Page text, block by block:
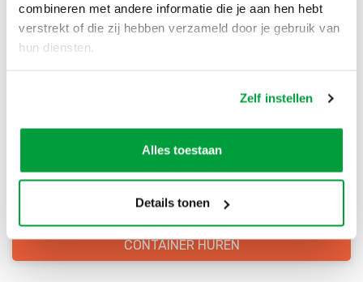
combineren met andere informatie die je aan hen hebt
verstrekt of die zij hebben verzameld door je gebruik van
hun diensten.
Zelf instellen
Alles toestaan
Details tonen
Bestel direct je container
Scherpe prijzen
Snelle levering
Goede kwaliteit
Snelle klantenservice
CONTAINER HUREN